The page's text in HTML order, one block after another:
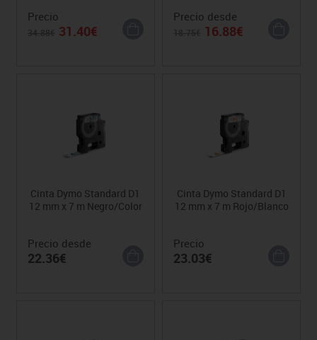
Precio
31.40€
Precio desde
16.88€
Cinta Dymo Standard D1
12 mm x 7 m Negro/Color
Precio desde
22.36€
Cinta Dymo Standard D1
12 mm x 7 m Rojo/Blanco
Precio
23.03€